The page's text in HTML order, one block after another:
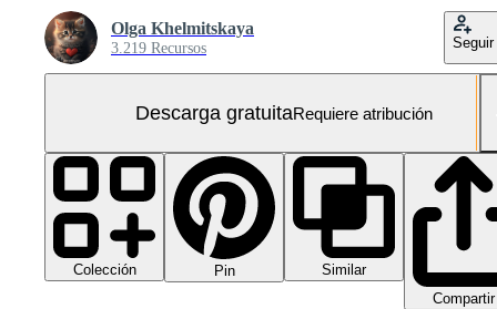
Olga Khelmitskaya
3.219 Recursos Seguir
Descarga gratuitaRequiere atribución
Colección Pin
Similar
Compartir